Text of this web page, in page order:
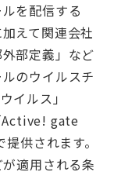
を配信する
えて関連会社
部定義」など
のウイルスチ
イルス」
Active! gate
供されます。
適用される条